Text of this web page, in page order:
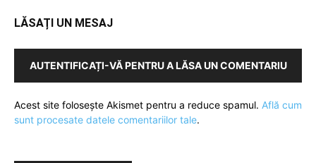
LĂSAȚI UN MESAJ
AUTENTIFICAȚI-VĂ PENTRU A LĂSA UN COMENTARIU
Acest site folosește Akismet pentru a reduce spamul. Află cum
sunt procesate datele comentariilor tale.